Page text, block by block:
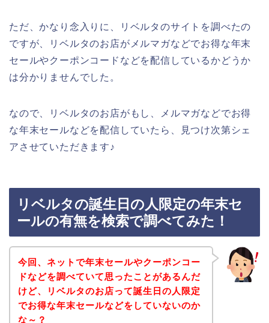
ただ、かなり念入りに、リベルタのサイトを調べたの
ですが、リベルタのお店がメルマガなどでお得な年末
セールやクーポンコードなどを配信しているかどうか
は分かりませんでした。
なので、リベルタのお店がもし、メルマガなどでお得
な年末セールなどを配信していたら、見つけ次第シェ
アさせていただきます♪
リベルタの誕生日の人限定の年末セ
ールの有無を検索で調べてみた！
今回、ネットで年末セールやクーポンコー
ドなどを調べていて思ったことがあるんだ
けど、リベルタのお店って誕生日の人限定
でお得な年末セールなどをしていないのか
な～？